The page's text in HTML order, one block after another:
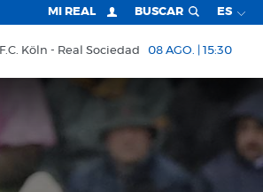
MI REAL BUSCAR ES
F.C. Köln Real Sociedad 08 AGO. | 15:30